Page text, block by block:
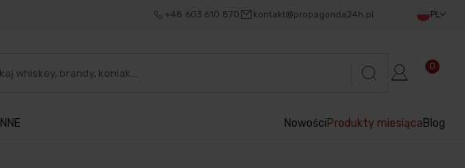
+48 603 610 870 kontakt@propaganda24h.pl PL
0
INNE NowościProdukty miesiącaBlog